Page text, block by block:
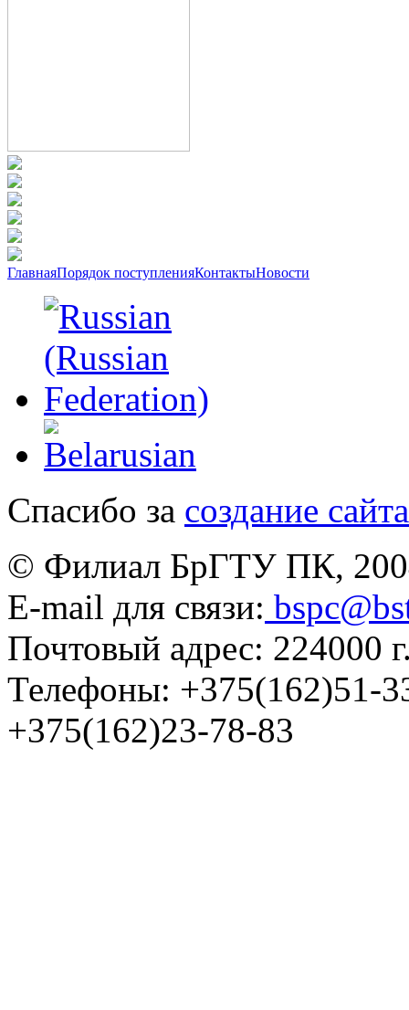
ГлавнаяПорядок поступленияКонтактыНовости
Спасибо за создание сайта
© Филиал БрГТУ ПК,
E-mail для связи:
Почтовый адрес: 224000
Телефоны: +375(162)51-
+375(162)23-78-83